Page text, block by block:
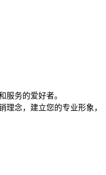
服务的爱好者。
理念，建立您的专业形象，